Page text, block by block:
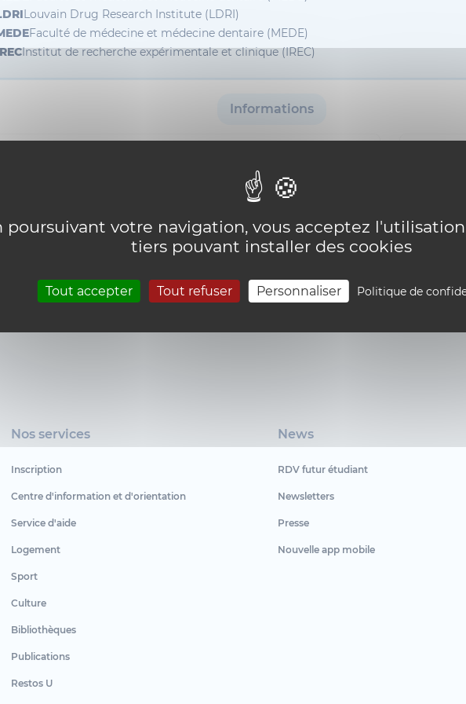
poursuivant votre navigation, vous acceptez
tiers pouvant installer des cookies
Tout accepter Tout refuser Personnaliser Politique de
Louvain Drug Research Institute (LDRI)
Faculté de médecine et médecine dentaire (MEDE)
Institut de recherche expérimentale et clinique (IREC)
Informations
Nos services
Inscription
Centre d'information et d'orientation
Service d'aide
Logement
Sport
Culture
Bibliothèques
Publications
Restos U
News
RDV futur étudiant
Newsletters
Presse
Nouvelle app mobile